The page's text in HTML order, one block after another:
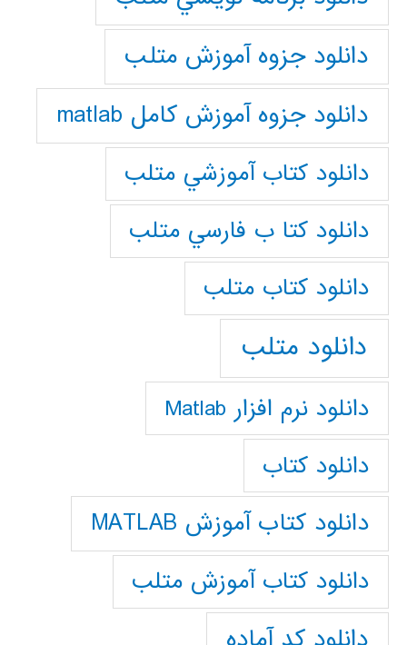
دانلود جزوه آموزش متلب
دانلود جزوه آموزش کامل matlab
دانلود كتاب آموزشي متلب
دانلود كتا ب فارسي متلب
دانلود كتاب متلب
دانلود متلب
دانلود نرم افزار Matlab
دانلود کتاب
دانلود کتاب آموزش MATLAB
دانلود کتاب آموزش متلب